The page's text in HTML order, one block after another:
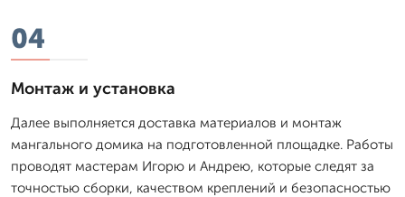
04
Монтаж и установка
Далее выполняется доставка материалов и монтаж
мангального домика на подготовленной площадке. Работы
проводят мастерам Игорю и Андрею, которые следят за
точностью сборки, качеством креплений и безопасностью